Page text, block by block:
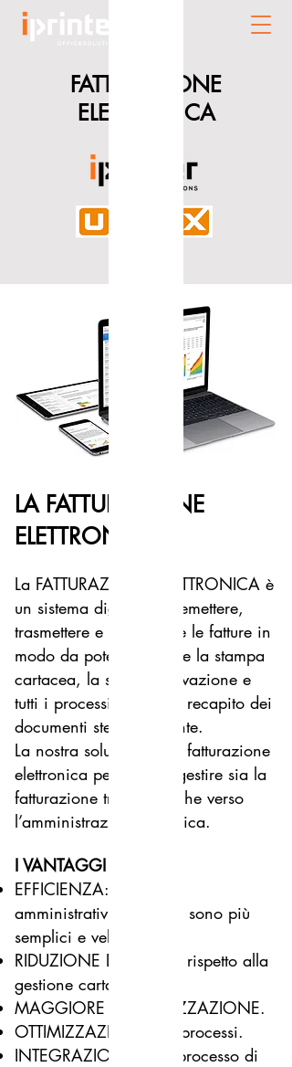
FATTURAZIONE
ELETTRONICA
LA FATTURAZIONE
ELETTRONICA
La FATTURAZIONE ELETTRONICA è
un sistema digitale per emettere,
trasmettere e conservare le fatture in
modo da poter eliminare la stampa
cartacea, la sua conservazione e
tutti i processi relat
ivi al recapito dei
documenti stessi al cliente.
La nostra soluzione alla fatturazione
elettronica permette di gestire sia la
fatturazione tra privati che verso
l’amministrazione pubblica.
I VANTAGGI
EFFICIENZA: I processi
amministrativi aziendali sono più
semplici e veloci
RIDUZIONE DEI COSTI rispetto alla
gestione cartacea.
MAGGIORE ORGANIZZAZIONE.
OTTIMIZZAZIONE dei processi.
INTEGRAZIONE tra il processo di